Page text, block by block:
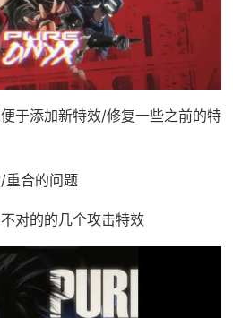
于添加新特效/修复一些之前的特
重合的问题
对的的几个攻击特效